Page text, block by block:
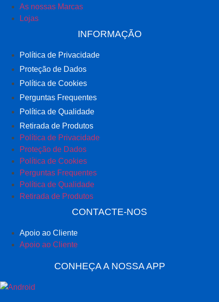
As nossas Marcas
Lojas
INFORMAÇÃO
Política de Privacidade
Proteção de Dados
Política de Cookies
Perguntas Frequentes
Política de Qualidade
Retirada de Produtos
Política de Privacidade
Proteção de Dados
Política de Cookies
Perguntas Frequentes
Política de Qualidade
Retirada de Produtos
CONTACTE-NOS
Apoio ao Cliente
Apoio ao Cliente
CONHEÇA A NOSSA APP